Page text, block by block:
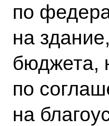
по
на
бюджета,
по
на